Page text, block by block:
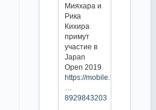
Мияхара и
Рика
Кихира
примут
участие в
Japan
Open 2019
https://mobile.twitter.com/
8929843203